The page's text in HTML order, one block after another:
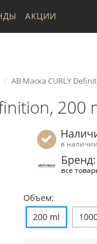
АКЦИИ
AB Маска CURLY
200
в наличии
все
Объем:
200 ml